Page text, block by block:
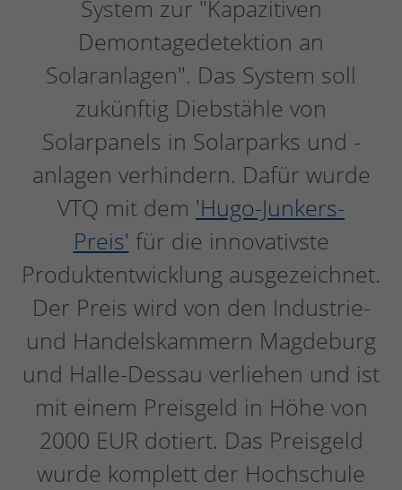
System zur "Kapazitiven
Demontagedetektion an
Solaranlagen". Das System soll
zukünftig Diebstähle von
Solarpanels in Solarparks und -
anlagen verhindern. Dafür wurde
VTQ mit dem 'Hugo-Junkers-
Preis' für die innovativste
Produktentwicklung ausgezeichnet.
Der Preis wird von den Industrie-
und Handelskammern Magdeburg
und Halle-Dessau verliehen und ist
mit einem Preisgeld in Höhe von
2000 EUR dotiert. Das Preisgeld
wurde komplett der Hochschule